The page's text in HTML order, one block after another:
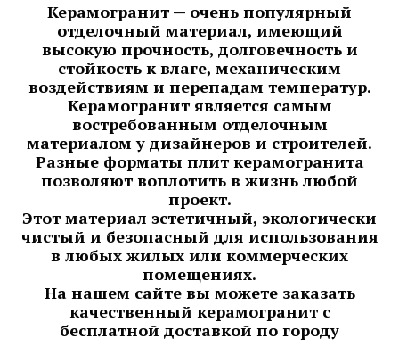
Керамогранит — очень популярный
отделочный материал, имеющий
высокую прочность, долговечность и
стойкость к влаге, механическим
воздействиям и перепадам температур.
Керамогранит является самым
востребованным отделочным
материалом у дизайнеров и строителей.
Разные форматы плит керамогранита
позволяют воплотить в жизнь любой
проект.
Этот материал эстетичный, экологически
чистый и безопасный для использования
в любых жилых или коммерческих
помещениях.
На нашем сайте вы можете заказать
качественный керамогранит с
бесплатной доставкой по городу